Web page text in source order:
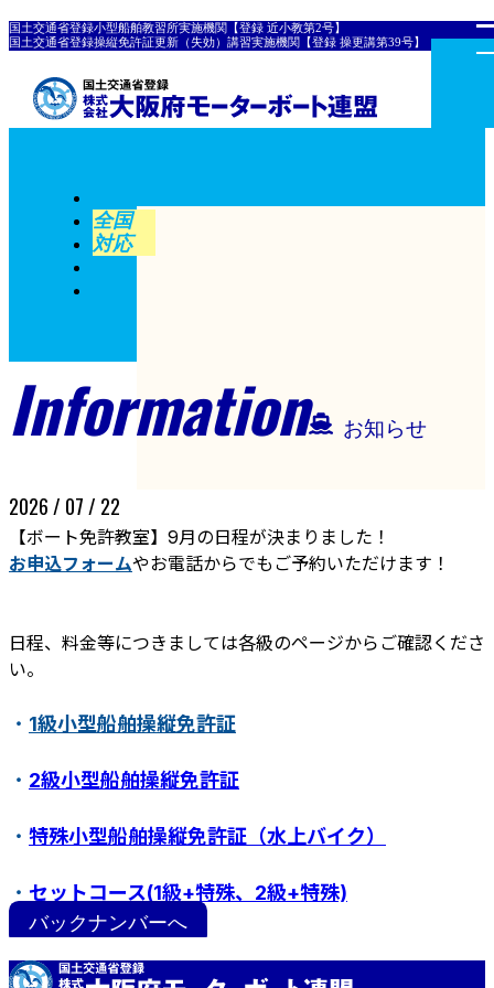
国土交通省登録小型船舶教習所実施機関【登録 近小教第2号】
国土交通省登録操縦免許証更新（失効）講習実施機関【登録 操更講第39号】
ボート免許教室
全国
対応
紛失･訂正手続き
小型船舶操縦免許証について
Information お知らせ
2026 / 07 / 22
【ボート免許教室】9月の日程が決まりました！
お申込フォームやお電話からでもご予約いただけます！
日程、料金等につきましては各級のページからご確認くださ
い。
・ 1級小型船舶操縦免許証
・ 2級小型船舶操縦免許証
・ 特殊小型船舶操縦免許証（水上バイク）
・ セットコース(1級+特殊、2級+特殊)
バックナンバーへ